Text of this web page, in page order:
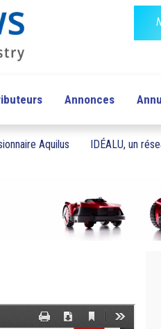
Annonces
Aquilus IDÉALU, un